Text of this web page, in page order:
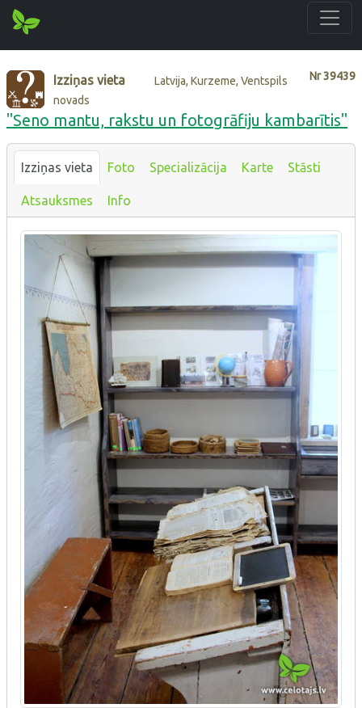
Nr39439
Izziņas vieta
Latvija, Kurzeme, Ventspils
novads
"Seno mantu, rakstu un fotogrāfiju kambarītis"
Izziņas vieta Foto Specializācija Karte Stāsti
Atsauksmes Info